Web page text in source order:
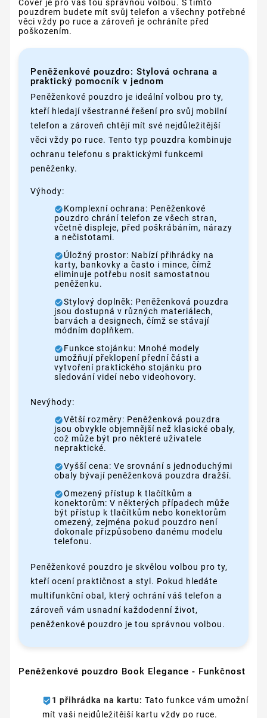
Cover je pro vás tou správnou volbou. S tímto
pouzdrem budete mít svůj telefon a všechny potřebné
věci vždy po ruce a zároveň je ochráníte před
poškozením.
Peněženkové pouzdro: Stylová ochrana a
praktický pomocník v jednom
Peněženkové pouzdro je ideální volbou pro ty,
kteří hledají všestranné řešení pro svůj mobilní
telefon a zároveň chtějí mít své nejdůležitější
věci vždy po ruce. Tento typ pouzdra kombinuje
ochranu telefonu s praktickými funkcemi
peněženky.
Výhody:
Komplexní ochrana: Peněženkové
pouzdro chrání telefon ze všech stran,
včetně displeje, před poškrábáním, nárazy
a nečistotami.
Úložný prostor: Nabízí přihrádky na
karty, bankovky a často i mince, čímž
eliminuje potřebu nosit samostatnou
peněženku.
Stylový doplněk: Peněženková pouzdra
jsou dostupná v různých materiálech,
barvách a designech, čímž se stávají
módním doplňkem.
Funkce stojánku: Mnohé modely
umožňují překlopení přední části a
vytvoření praktického stojánku pro
sledování videí nebo videohovory.
Nevýhody:
Větší rozměry: Peněženková pouzdra
jsou obvykle objemnější než klasické obaly,
což může být pro některé uživatele
nepraktické.
Vyšší cena: Ve srovnání s jednoduchými
obaly bývají peněženková pouzdra dražší.
Omezený přístup k tlačítkům a
konektorům: V některých případech může
být přístup k tlačítkům nebo konektorům
omezený, zejména pokud pouzdro není
dokonale přizpůsobeno danému modelu
telefonu.
Peněženkové pouzdro je skvělou volbou pro ty,
kteří ocení praktičnost a styl. Pokud hledáte
multifunkční obal, který ochrání váš telefon a
zároveň vám usnadní každodenní život,
peněženkové pouzdro je tou správnou volbou.
Peněženkové pouzdro Book Elegance - Funkčnost
1 přihrádka na kartu: Tato funkce vám umožní
mít vaši nejdůležitější kartu vždy po ruce.